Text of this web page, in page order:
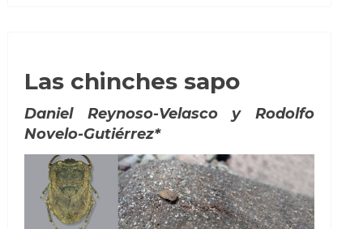
Las chinches sapo
Daniel Reynoso-Velasco y Rodolfo
Novelo-Gutiérrez*